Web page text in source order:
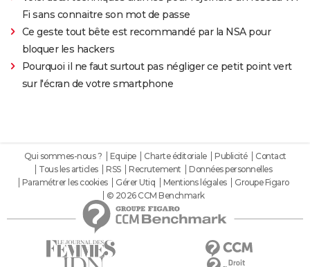
Fi sans connaitre son mot de passe
Ce geste tout bête est recommandé par la NSA pour
bloquer les hackers
Pourquoi il ne faut surtout pas négliger ce petit point vert
sur l'écran de votre smartphone
Qui sommes-nous ? Equipe Charte éditoriale Publicité
Contact
Tous les articles
RSS Recrutement
Données personnelles
Paramétrer les cookies
Gérer Utiq Mentions légales
Groupe Figaro
© 2026 CCM Benchmark